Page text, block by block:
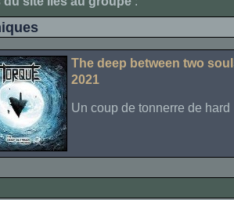
The deep between two
2021
Un coup de tonnerre de